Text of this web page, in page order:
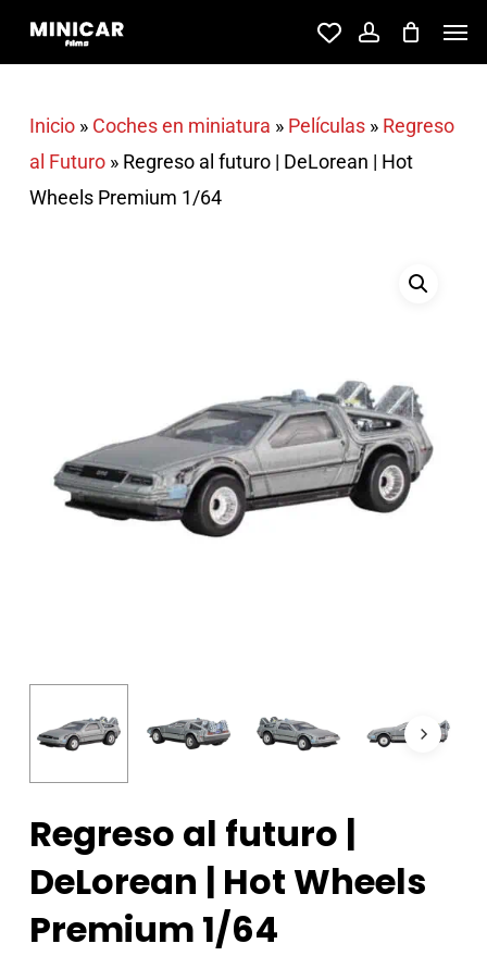
Skip
content
account
Inicio» Coches en miniatura » Películas» Regreso
al Futuro» Regreso al futuro | DeLorean | Hot
Wheels Premium 1/64
Regreso al futuro |
DeLorean | Hot Wheels
Premium 1/64